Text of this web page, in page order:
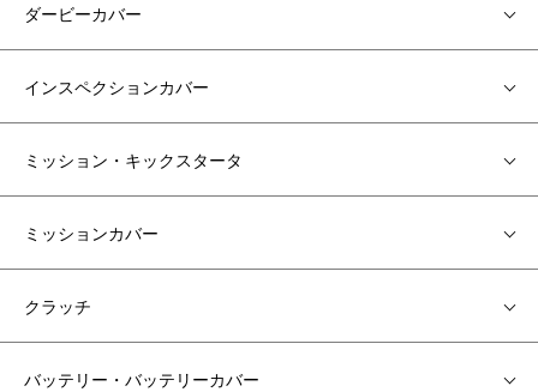
ダービーカバー
インスペクションカバー
ミッション・キックスタータ
ミッションカバー
クラッチ
バッテリー・バッテリーカバー